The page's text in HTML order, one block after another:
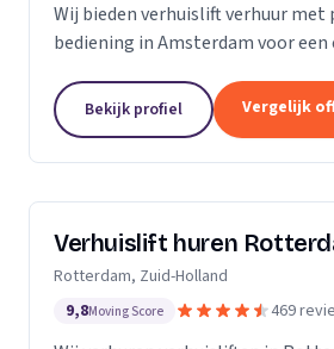
Wij bieden verhuislift verhuur met
bediening in Amsterdam voor een
Bekijk profiel Vergelijk
Verhuislift huren
Rotterdam, Zuid-Holland
9,8Moving Score 469